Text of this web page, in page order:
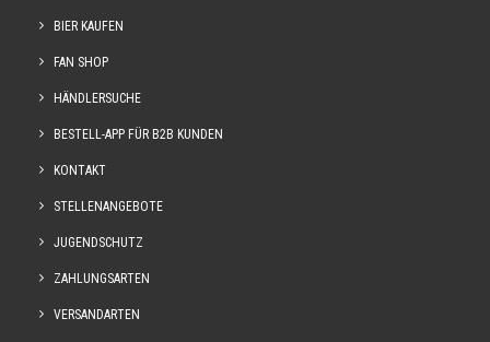
BIER KAUFEN
FAN SHOP
HÄNDLERSUCHE
BESTELL-APP FÜR B2B KUNDEN
KONTAKT
STELLENANGEBOTE
JUGENDSCHUTZ
ZAHLUNGSARTEN
VERSANDARTEN